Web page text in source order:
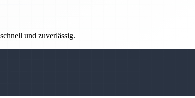
und zuverlässig.